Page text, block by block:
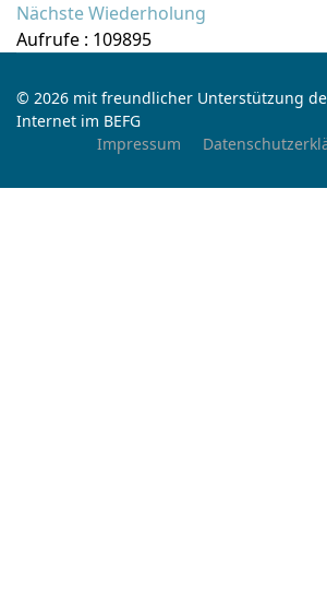
Nächste Wiederholung
Aufrufe : 109895
© 2026 mit freundlicher Unterstützung
Internet im BEFG
Impressum